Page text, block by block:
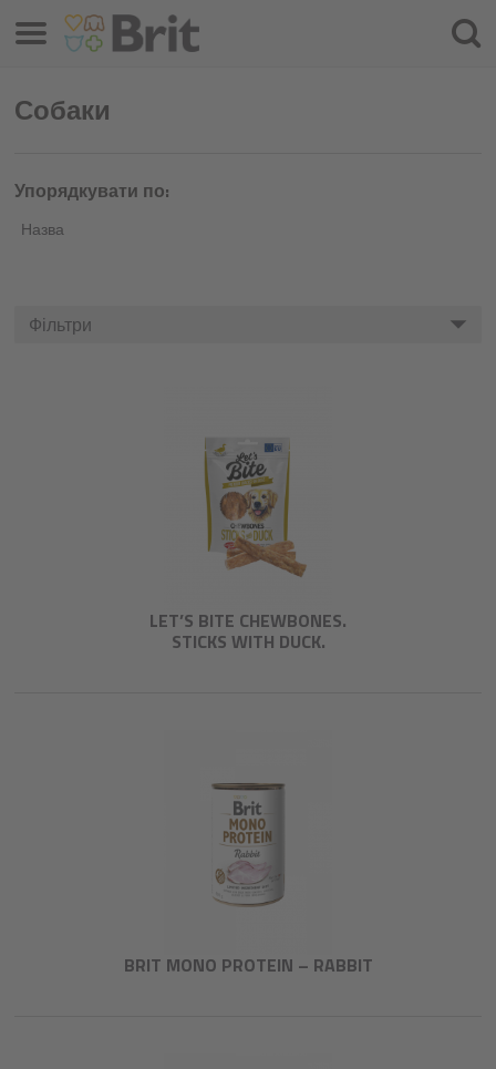
Собаки
Упорядкувати по:
Назва
Фільтри
LET’S BITE CHEWBONES.
STICKS WITH DUCK.
BRIT MONO PROTEIN – RABBIT
Меню